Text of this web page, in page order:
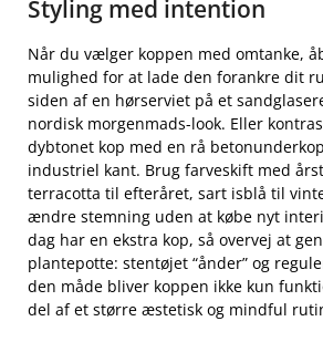
Styling med intention
Når du vælger koppen med omtanke,
mulighed for at lade den forankre dit
siden af en hørserviet på et
nordisk morgenmads-look. Eller
dybtonet kop med en rå
industriel kant. Brug farveskift med
terracotta til efteråret, sart isblå til
ændre stemning uden at købe nyt
dag har en ekstra kop, så overvej at
plantepotte: stentøjet “ånder” og
den måde bliver koppen ikke kun
del af et større æstetisk og mindful